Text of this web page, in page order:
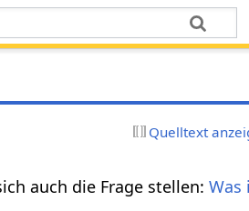
Quelltext
auch die Frage stellen:Was